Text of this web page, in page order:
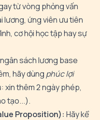
từ vòng phỏng vấn
lương, ứng viên ưu tiên
cơ hội học tập hay sự
sách lương base
hãy dùng phúc lợi
xin thêm 2 ngày phép,
tạo...).
Proposition): Hãy kể